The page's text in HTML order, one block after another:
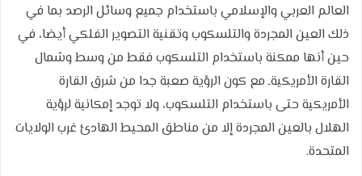
العالم العربي والإسلامي باستخدام جميع وسائل الرصد بما في
ذلك العين المجردة والتلسكوب وتقنية التصوير الفلكي أيضا، في
حين أنها ممكنة باستخدام التلسكوب فقط من وسط وشمال
القارة الأمريكيةـ مع كون الرؤية صعبة جدا من شرق القارة
الأمريكية حتى باستخدام التلسكوب، ولا توجد إمكانية لرؤية
الهلال بالعين المجردة إلا من مناطق المحيط الهادئ غرب الولايات
المتحدة.